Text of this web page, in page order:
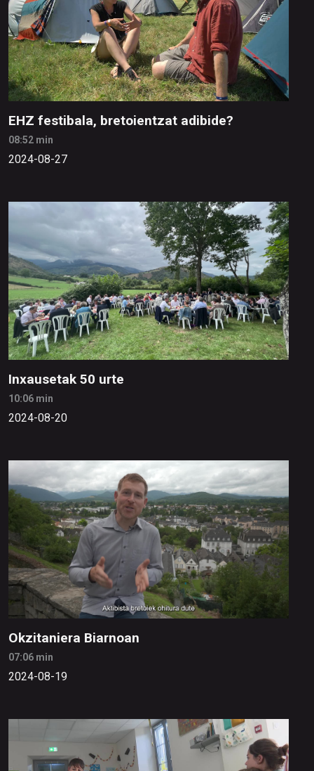
EHZ festibala, bretoientzat adibide?
08:52 min
2024-08-27
Inxausetak 50 urte
10:06 min
2024-08-20
Okzitaniera Biarnoan
07:06 min
2024-08-19